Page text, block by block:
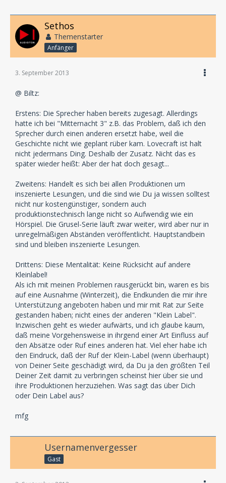
Sethos
Themenstarter
Anfänger
3. September 2013
@ Biltz:
Erstens: Die Sprecher haben bereits zugesagt. Allerdings
hatte ich bei "Mitternacht 3" z.B. das Problem, daß ich den
Sprecher durch einen anderen ersetzt habe, weil die
Geschichte nicht wie geplant rüber kam. Lovecraft ist halt
nicht jedermans Ding. Deshalb der Zusatz. Nicht das es
später wieder heißt: Aber der hat doch gesagt...
Zweitens: Handelt es sich bei allen Produktionen um
inszenierte Lesungen, und die sind wie Du ja wissen solltest
nicht nur kostengünstiger, sondern auch
produktionstechnisch lange nicht so Aufwendig wie ein
Hörspiel. Die Grusel-Serie läuft zwar weiter, wird aber nur in
unregelmäßigen Abständen veröffentlicht. Hauptstandbein
sind und bleiben inszenierte Lesungen.
Drittens: Diese Mentalität: Keine Rücksicht auf andere
Kleinlabel!
Als ich mit meinen Problemen rausgerückt bin, waren es bis
auf eine Ausnahme (Winterzeit), die Endkunden die mir ihre
Unterstützung angeboten haben und mir mit Rat zur Seite
gestanden haben; nicht eines der anderen "Klein Label".
Inzwischen geht es wieder aufwärts, und ich glaube kaum,
daß meine Vorgehensweise in ihrgend einer Art Einfluss auf
den Absätze oder Ruf eines anderen hat. Viel eher habe ich
den Eindruck, daß der Ruf der Klein-Label (wenn überhaupt)
von Deiner Seite geschädigt wird, da Du ja den größten Teil
Deiner Zeit damit zu verbringen scheinst hier über sie und
ihre Produktionen herzuziehen. Was sagt das über Dich
oder Dein Label aus?
mfg
Usernamenvergesser
Gast